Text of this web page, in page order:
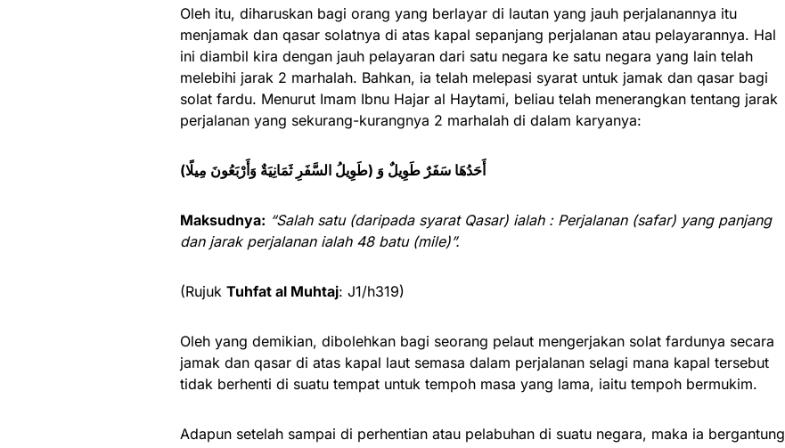
Oleh itu, diharuskan bagi orang yang berlayar di lautan yang jauh perjalanannya itu
menjamak dan qasar solatnya di atas kapal sepanjang perjalanan atau pelayarannya. Hal
ini diambil kira dengan jauh pelayaran dari satu negara ke satu negara yang lain telah
melebihi jarak 2 marhalah. Bahkan, ia telah melepasi syarat untuk jamak dan qasar bagi
solat fardu. Menurut Imam Ibnu Hajar al Haytami, beliau telah menerangkan tentang jarak
perjalanan yang sekurang-kurangnya 2 marhalah di dalam karyanya:
أَحَدُهَا سَفَرٌ طَوِيلٌ وَ (طَوِيلُ السَّفَرِ ثَمَانِيَةٌ وَأَرْبَعُونَ مِيلًا)
Maksudnya: “Salah satu (daripada syarat Qasar) ialah : Perjalanan (safar) yang panjang
dan jarak perjalanan ialah 48 batu (mile)”.
(Rujuk Tuhfat al Muhtaj: J1/h319)
Oleh yang demikian, dibolehkan bagi seorang pelaut mengerjakan solat fardunya secara
jamak dan qasar di atas kapal laut semasa dalam perjalanan selagi mana kapal tersebut
tidak berhenti di suatu tempat untuk tempoh masa yang lama, iaitu tempoh bermukim.
Adapun setelah sampai di perhentian atau pelabuhan di suatu negara, maka ia bergantung